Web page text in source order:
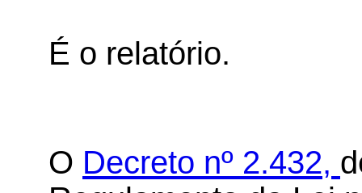
É o relatório.
O Decreto nº 2.432,